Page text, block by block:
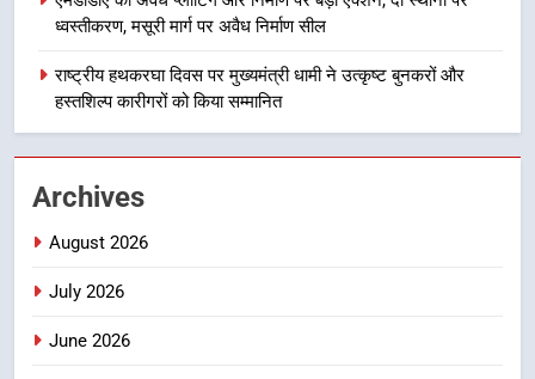
नहींः डीएम
1
खेल महाकुंभ 2026ः 01 सितंबर से सजेगा
मुख्यमंत्री चौम्पियनशिप ट्रॉफी का मंच,
न्याय पंचायत से राज्य स्तर तक होगा
उत्तराखंड समाचार
2
ध्वस्तीकरण, मसूरी मार्ग पर अवैध निर्माण सील
राष्ट्रीय हथकरघा दिवस पर मुख्यमंत्री धामी ने उत्कृष्ट बुनकरों और
हस्तशिल्प कारीगरों को किया सम्मानित
Archives
August 2026
July 2026
June 2026